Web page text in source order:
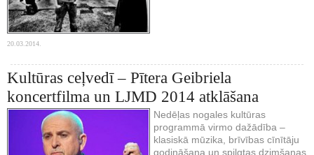
20.03.2014.
Kultūras ceļvedī – Pītera Geibriela
koncertfilma un LJMD 2014 atklāšana
Nedēļas nogales kultūras
programmā virmo dažādība –
klasiskā mūzika, brīvības cīnītāju
godināšana un spilgtas dzimšanas